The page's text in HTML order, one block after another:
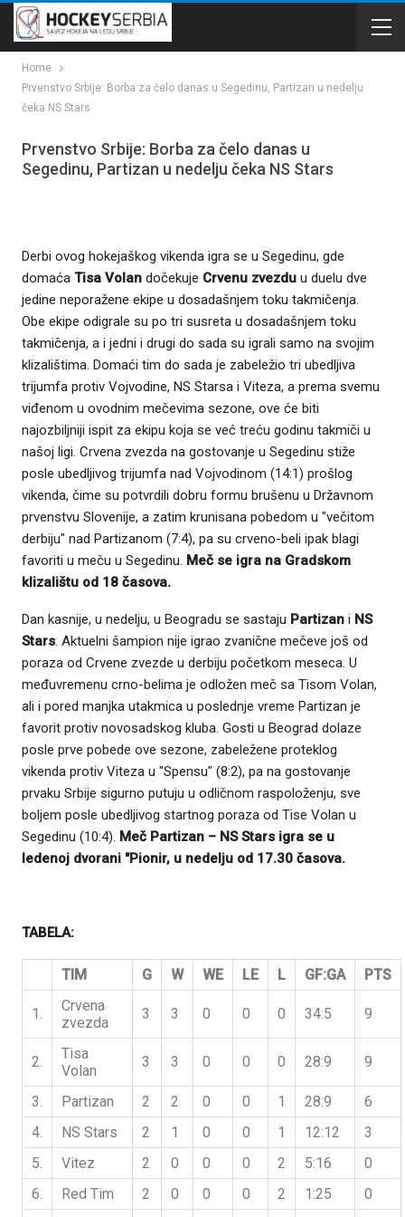
Home
Prvenstvo Srbije: Borba za čelo danas u Segedinu, Partizan u nedelju
čeka NS Stars
Prvenstvo Srbije: Borba za čelo danas u
Segedinu, Partizan u nedelju čeka NS Stars
Derbi ovog hokejaškog vikenda igra se u Segedinu, gde
domaća Tisa Volan dočekuje Crvenu zvezdu u duelu dve
jedine neporažene ekipe u dosadašnjem toku takmičenja.
Obe ekipe odigrale su po tri susreta u dosadašnjem toku
takmičenja, a i jedni i drugi do sada su igrali samo na svojim
klizalištima. Domaći tim do sada je zabeležio tri ubedljiva
trijumfa protiv Vojvodine, NS Starsa i Viteza, a prema svemu
viđenom u ovodnim mečevima sezone, ove će biti
najozbiljniji ispit za ekipu koja se već treću godinu takmiči u
našoj ligi. Crvena zvezda na gostovanje u Segedinu stiže
posle ubedljivog trijumfa nad Vojvodinom (14:1) prošlog
vikenda, čime su potvrdili dobru formu brušenu u Državnom
prvenstvu Slovenije, a zatim krunisana pobedom u "večitom
derbiju" nad Partizanom (7:4), pa su crveno-beli ipak blagi
favoriti u meču u Segedinu. Meč se igra na Gradskom
klizalištu od 18 časova.
Dan kasnije, u nedelju, u Beogradu se sastaju Partizan i NS
Stars. Aktuelni šampion nije igrao zvanične mečeve još od
poraza od Crvene zvezde u derbiju početkom meseca. U
međuvremenu crno-belima je odložen meč sa Tisom Volan,
ali i pored manjka utakmica u poslednje vreme Partizan je
favorit protiv novosadskog kluba. Gosti u Beograd dolaze
posle prve pobede ove sezone, zabeležene proteklog
vikenda protiv Viteza u "Spensu" (8:2), pa na gostovanje
prvaku Srbije sigurno putuju u odličnom raspoloženju, sve
boljem posle ubedljivog startnog poraza od Tise Volan u
Segedinu (10:4). Meč Partizan – NS Stars igra se u
ledenoj dvorani "Pionir, u nedelju od 17.30 časova.
TABELA:
TIM G W WE LE L GF:GA PTS
1.
Crvena
zvezda
3 3 0 0 0 34:5 9
2.
Tisa
Volan
3 3 0 0 0 28:9 9
3. Partizan 2 2 0 0 1 28:9
6
4.
NS Stars 2 1 0 0 1 12:12
3
5.
Vitez 2 0 0 0 2 5:16
0
6.
Red Tim 2 0 0 0 2 1:25
0